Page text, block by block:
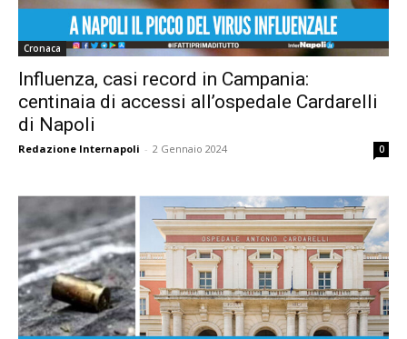
Cronaca
Influenza, casi record in Campania:
centinaia di accessi all’ospedale Cardarelli
di Napoli
Redazione Internapoli - 2 Gennaio 2024 0